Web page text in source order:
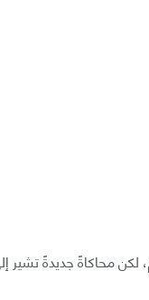
لكن محاكاةً جديدةً